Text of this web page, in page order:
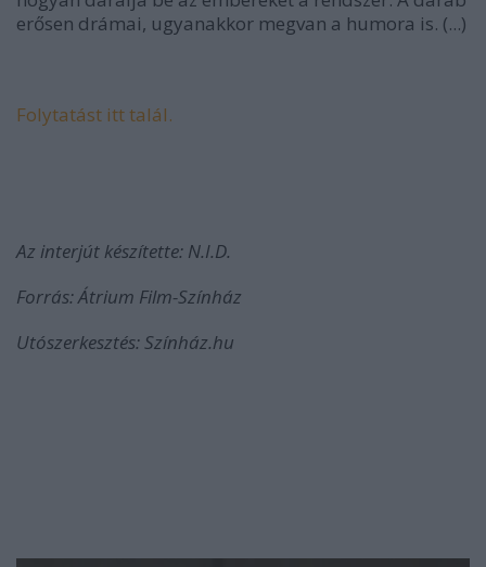
erősen drámai, ugyanakkor megvan a humora is. (...)
Folytatást itt talál.
Az interjút készítette: N.I.D.
Forrás: Átrium Film-Színház
Utószerkesztés: Színház.hu